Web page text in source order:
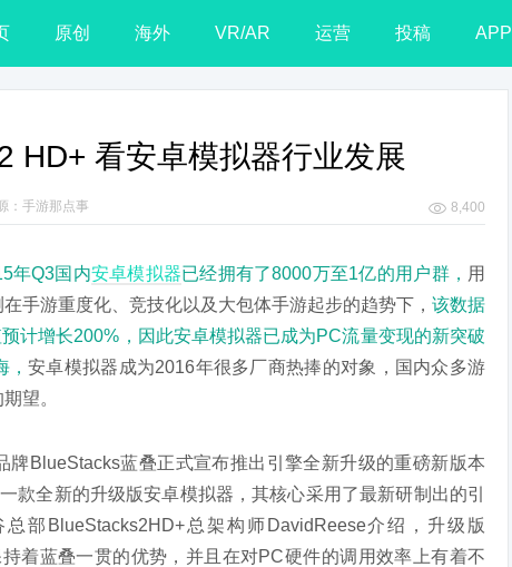
原创 海外 VR/AR 运营 投稿 APP
HD+ 看安卓模拟器行业发展
：手游那点事 8,400
年Q3国内安卓模拟器已经拥有了8000万至1亿的用户群， 用
手游重度化、竞技化以及大包体手游起步的趋势下， 该数据
计增长200%，因此安卓模拟器已成为PC流量变现的新突破
，安卓模拟器成为2016年很多厂商热捧的对象，国内众多游
望。
牌BlueStacks蓝叠正式宣布推出引擎全新升级的重磅新版本
款全新的升级版安卓模拟器，其核心采用了最新研制出的引
部BlueStacks2HD+总架构师DavidReese介绍，升级版
着蓝叠一贯的优势，并且在对PC硬件的调用效率上有着不